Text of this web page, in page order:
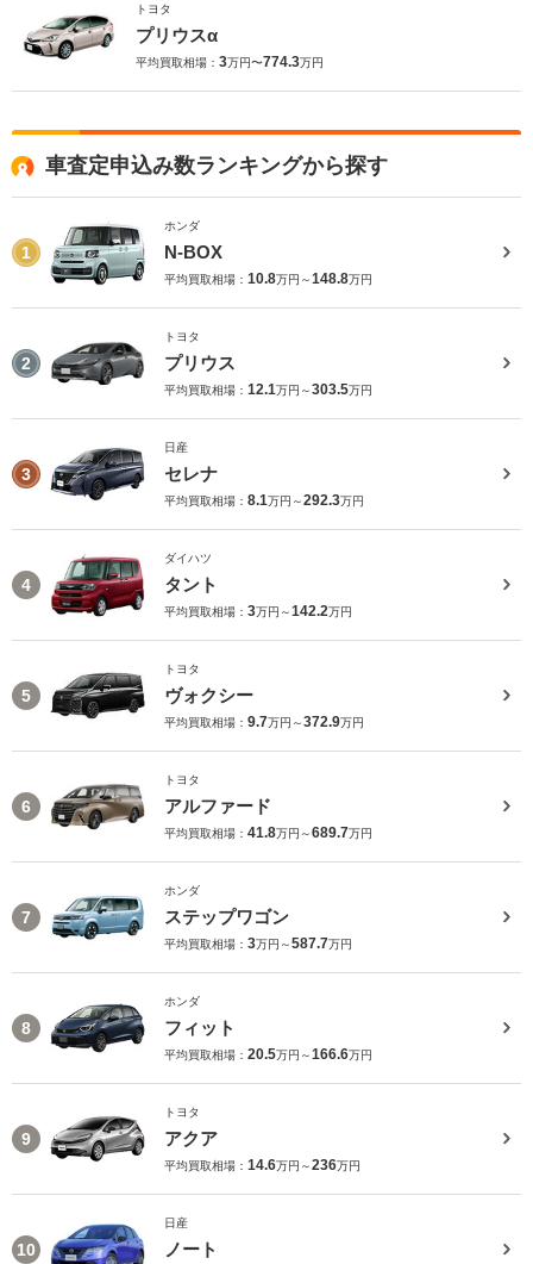
トヨタ
プリウスα
平均買取相場： 3万円〜774.3万円
車査定申込み数ランキングから探す
1
ホンダ
N-BOX
平均買取相場： 10.8万円～148.8万円
2
トヨタ
プリウス
平均買取相場： 12.1万円～303.5万円
3
日産
セレナ
平均買取相場： 8.1万円～292.3万円
4
ダイハツ
タント
平均買取相場： 3万円～142.2万円
5
トヨタ
ヴォクシー
平均買取相場： 9.7万円～372.9万円
6
トヨタ
アルファード
平均買取相場： 41.8万円～689.7万円
7
ホンダ
ステップワゴン
平均買取相場： 3万円～587.7万円
8
ホンダ
フィット
平均買取相場： 20.5万円～166.6万円
9
トヨタ
アクア
平均買取相場： 14.6万円～236万円
10
日産
ノート